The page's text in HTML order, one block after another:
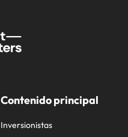
Contenido principal
Inversionistas